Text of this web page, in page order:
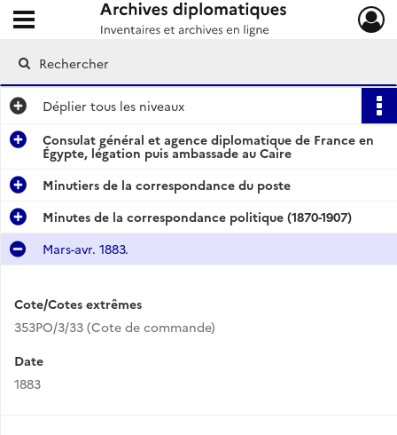
Archives diplomatiques
Ouvrir le menu déroulant
Déplier tous les niveaux
Consulat général et agence diplomatique de France en
Égypte, légation puis ambassade au Caire
Minutiers de la correspondance du poste
Minutes de la correspondance politique (1870-1907)
Mars-avr. 1883.
Cote/Cotes extrêmes
353PO/3/33 (Cote de commande)
Date
1883